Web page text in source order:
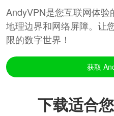
AndyVPN是您互联网体
地理边界和网络屏障。让
限的数字世界！
获取
下载适合